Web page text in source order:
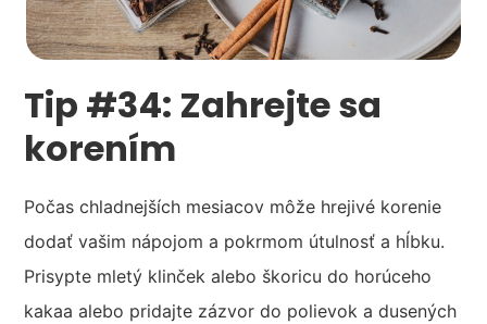
Tip #34: Zahrejte sa
korením
Počas chladnejších mesiacov môže hrejivé korenie
dodať vašim nápojom a pokrmom útulnosť a hĺbku.
Prisypte mletý klinček alebo škoricu do horúceho
kakaa alebo pridajte zázvor do polievok a dusených